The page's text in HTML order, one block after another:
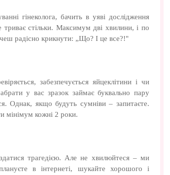
гінеколога, бачить в уяві дослідження
стільки. Максимум дві хвилини, і по
радісно крикнути: „Що? І це все?!"
забезпечується яйцеклітини і чи
у вас зразок займає буквально пару
Однак, якщо будуть сумніви – запитаєте.
мінімум кожні 2 роки.
трагедією. Але не хвилюйтеся – ми
в інтернеті, шукайте хорошого і